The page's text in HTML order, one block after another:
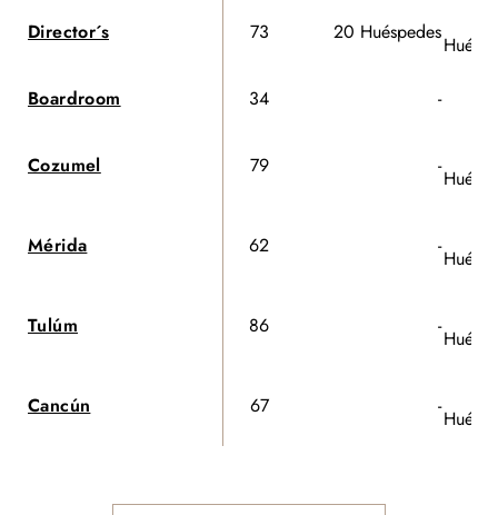
Director´s 73 20 Huéspedes
Boardroom 34 -
Cozumel 79 -
Mérida 62 -
Tulúm 86 -
Cancún 67 -